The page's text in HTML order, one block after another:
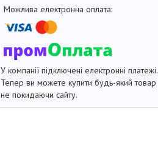
У компанії підключені електронні платежі.
Тепер ви можете купити будь-який товар
не покидаючи сайту.